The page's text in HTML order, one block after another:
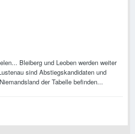
Bleiberg und Leoben werden weiter
sind Abstiegskandidaten und
der Tabelle befinden...